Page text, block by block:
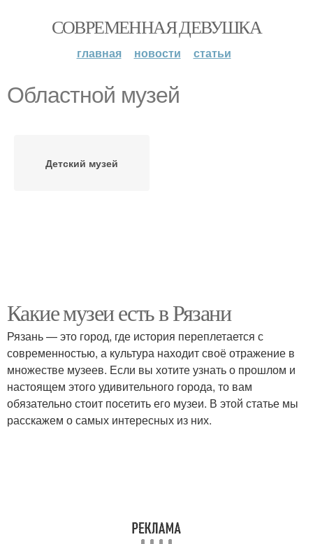
СОВРЕМЕННАЯ ДЕВУШКА
главная новости статьи
Областной музей
Детский музей
Какие музеи есть в Рязани
Рязань — это город, где история переплетается с
современностью, а культура находит своё отражение в
множестве музеев. Если вы хотите узнать о прошлом и
настоящем этого удивительного города, то вам
обязательно стоит посетить его музеи. В этой статье мы
расскажем о самых интересных из них.